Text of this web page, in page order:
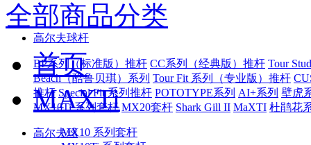
全部商品分类
高尔夫球杆
BP系列（标准版）推杆 CC系列（经典版）推杆 Tour
Beach（酷鲁贝琪）系列 Tour Fit 系列（专业版）推杆
推杆 Special Fit 系列推杆 POTOTYPE系列 AI+系列 壁虎
MX10Ti 系列套杆 MX20套杆 Shark Gill II MaXTI 杜鹃花
高尔夫球
首页
MAXTi
MX10 系列套杆